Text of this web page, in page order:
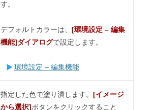
す。
デフォルトカラーは、 [環境設定 – 編集
機能]ダイアログで設定します。
環境設定 – 編集機能
指定した色で塗り潰します。 [イメージ
から選択]ボタンをクリックすること